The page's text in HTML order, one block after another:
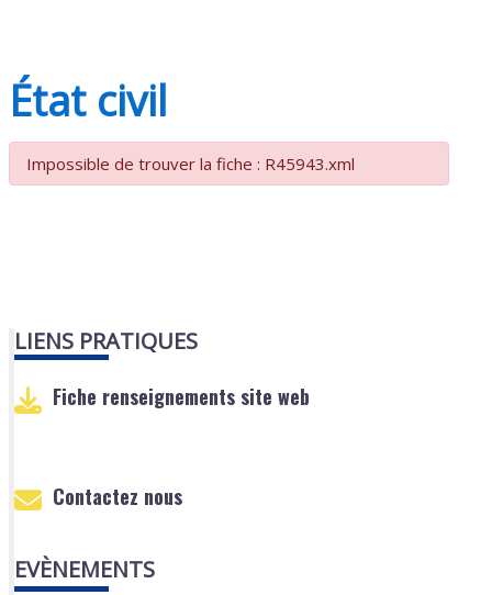
État civil
Impossible de trouver la fiche : R45943.xml
LIENS PRATIQUES
Fiche renseignements site web
Contactez nous
EVÈNEMENTS